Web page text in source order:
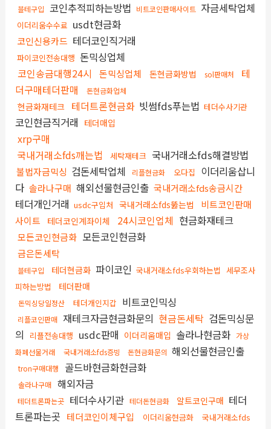
블테구입 코인추적피하는방법 비트코인판매사이트 자금세탁업체
이더리움수수료 usdt현금화
코인신용카드 테더코인직거래
파이코인전송대행 돈믹싱업체
코인송금대행24시
돈믹싱업체 돈현금화방법 sol판매처
테
더구매테더판매
돈현금화업체
현금화재테크 테더트론현금화 빗썸fds푸는법 테더수사기관
코인현금직거래 테더매입
xrp구매
국내거래소fds깨는법
세탁재테크 국내거래소fds해결방법
불법자금믹싱 검돈세탁업체 리플현금화 오다집
이더리움삽니
다 솔라나구매 해외선물현금인출 국내거래소fds송금시간
테더개인거래 usdc구입처 국내거래소fds뚫는법
비트코인판매
사이트
테더코인계좌이체 24시코인업체 현금화재테크
모든코인현금화 모든코인현금화
금은돈세탁
블테구입 테더현금화 파이코인 국내거래소fds우회하는법 세무조사
피하는방법
테더판매
돈믹싱당일정산 테더개인지갑 비트코인믹싱
리플코인판매 재테크자금현금화문의 현금돈세탁 검돈믹싱문
의
리플전송대행 usdc판매 이더리움매입 솔라나현금화 가상
화폐선물거래
국내거래소fds증빙 돈현금화문의 해외선물현금인출
tron구매대행 골드바현금화현금화
솔라나구매 해외자금
테더트론파는곳 테더수사기관 테더돈현금화 알트코인구매 테더
트론파는곳 테더코인이체구입 이더리움현금화
국내거래소fds